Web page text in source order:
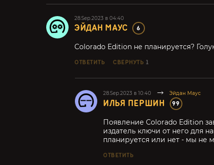
28.Sep.2023 в 04:40
ЭЙДАН МАУС 6
Colorado Edition не планируется?
ОТВЕТИТЬ СВЕРНУТЬ 1
28.Sep.2023 в 10:40 Эйдан Маус
ИЛЬЯ ПЕРШИН 99
Появление Colorado Edition
издатель ключи от него для
планируется или нет - мы не
ОТВЕТИТЬ